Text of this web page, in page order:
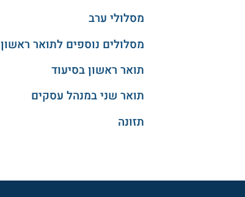
מסלולי ערב
מסלולים נוספים לתואר ראשון
תואר ראשון בסיעוד
תואר שני במנהל עסקים
תזונה